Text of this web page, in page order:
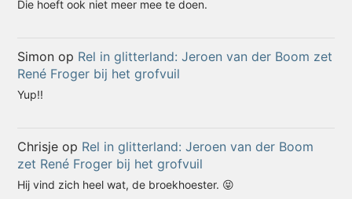
Die hoeft ook niet meer mee te doen.
Simon op Rel in glitterland: Jeroen van der Boom zet
René Froger bij het grofvuil
Yup!!
Chrisje op Rel in glitterland: Jeroen van der Boom
zet René Froger bij het grofvuil
Hij vind zich heel wat, de broekhoester. 😝